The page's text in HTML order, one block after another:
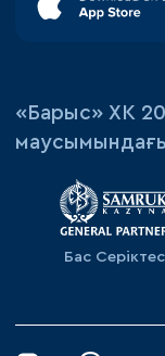
«‎Барыс»‎ ХК
маусымындағы
Бас Серіктес